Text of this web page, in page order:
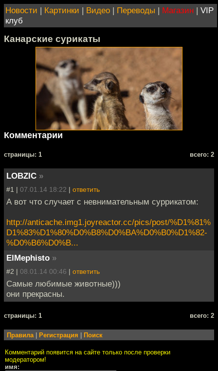
Новости | Картинки | Видео | Переводы | Магазин | VIP
клуб
Канарские сурикаты
Комментарии
cтраницы: 1 всего: 2
LOBZIC »
#1 | 07.01.14 18:22 | ответить
А вот что случает с невнимательным суррикатом:
http://anticache.img1.joyreactor.cc/pics/post/%D1%81%
D1%83%D1%80%D0%B8%D0%BA%D0%B0%D1%82-
%D0%B6%D0%B...
ElMephisto »
#2 | 08.01.14 00:46 | ответить
Самые любимые животные)))
они прекрасны.
cтраницы: 1 всего: 2
Правила Регистрация Поиск
Комментарий появится на сайте только после проверки
модератором!
имя: